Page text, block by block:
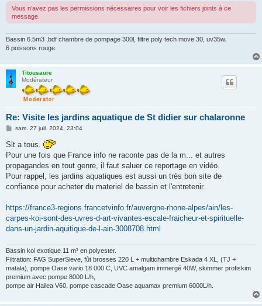
Vous n’avez pas les permissions nécessaires pour voir les fichiers joints à ce
message.
Bassin 6.5m3 ,bdf chambre de pompage 300l, filtre poly tech move 30, uv35w.
6 poissons rouge.
Titousaure
Modérateur
Re: Visite les jardins aquatique de St didier sur chalaronne
M
s
s
a
g
e
sam. 27 juil. 2024, 23:04
Slt a tous.
Pour une fois que France info ne raconte pas de la m... et autres
propagandes en tout genre, il faut saluer ce reportage en vidéo.
Pour rappel, les jardins aquatiques est aussi un très bon site de
confiance pour acheter du materiel de bassin et l'entretenir.
https://france3-regions.francetvinfo.fr/auvergne-rhone-alpes/ain/les-
carpes-koi-sont-des-uvres-d-art-vivantes-escale-fraicheur-et-spirituelle-
dans-un-jardin-aquitique-de-l-ain-3008708.html
Bassin koi exotique 11 m³ en polyester.
Filtration: FAG SuperSieve, fût brosses 220 L + multichambre Eskada 4 XL, (TJ +
matala), pompe Oase vario 18 000 C, UVC amalgam immergé 40W, skimmer profiskim
premium avec pompe 8000 L/h,
pompe air Hailea V60, pompe cascade Oase aquamax premium 6000L/h.